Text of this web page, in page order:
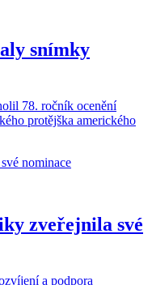
snímky
78. ročník ocenění
protějška amerického
zveřejnila své
a podpora